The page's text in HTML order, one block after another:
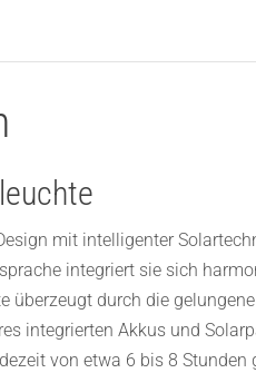
mit intelligenter
integriert sie sich
überzeugt durch die
integrierten Akkus und
von etwa 6 bis 8